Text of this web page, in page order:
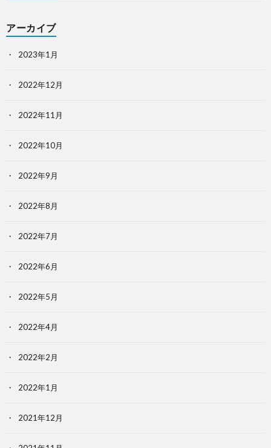
アーカイブ
2023年1月
2022年12月
2022年11月
2022年10月
2022年9月
2022年8月
2022年7月
2022年6月
2022年5月
2022年4月
2022年2月
2022年1月
2021年12月